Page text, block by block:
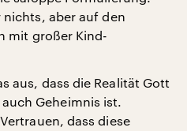
aber auf den
mit großer Kind-
aus, dass die Realität Gott
Geheimnis ist.
dass diese